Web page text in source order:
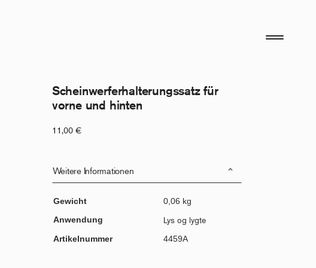
Scheinwerferhalterungssatz für
vorne und hinten
11,00 €
Weitere Informationen
Gewicht
0,06 kg
Anwendung
Lys og lygte
Artikelnummer 4459A